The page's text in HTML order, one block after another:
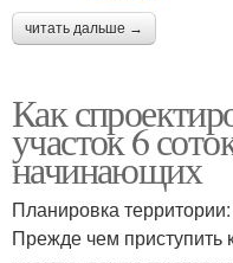
читать дальше →
Как
участок 6
начинающих
Планировка территории:
Прежде чем приступить